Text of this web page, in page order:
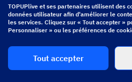
[email protected]
Suivez-nous
Copyright 2026 SEA WHALE
TOPUPlive et ses partenaires utilisent des
données utilisateur afin d'améliorer le
les services. Cliquez sur « Tout accepter »
Personnaliser » ou les préférences de
Tout accepter